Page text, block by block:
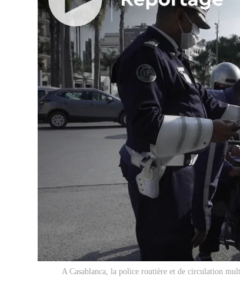
A Casablanca, la police routière et de circulation